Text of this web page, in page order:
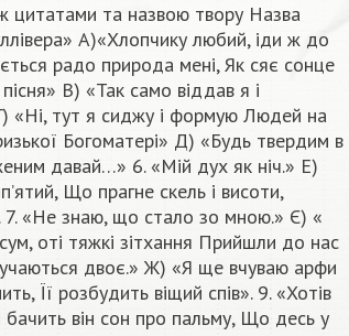
цитатами та назвою твору Назва
А)«Хлопчику любий, іди ж до
радо природа мені, Як сяє сонце
В) «Так само віддав я і
«Ні, тут я сиджу і формую Людей на
Богоматері» Д) «Будь твердим в
давай…» 6. «Мій дух як ніч.» Е)
Що прагне скель і висоти,
7. «Не знаю, що стало зо мною.» Є) «
оті тяжкі зітхання Прийшли до нас
двоє.» Ж) «Я ще вчуваю арфи
Її розбудить віщий спів». 9. «Хотів
він сон про пальму, Що десь у